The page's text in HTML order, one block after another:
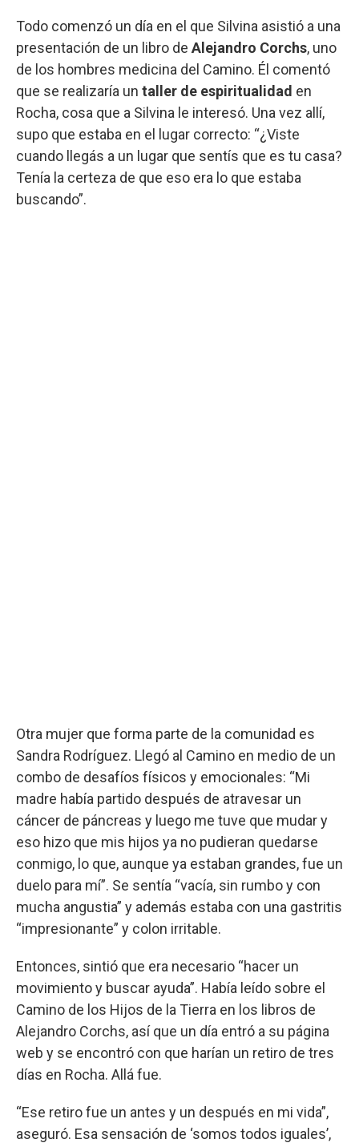
Todo comenzó un día en el que Silvina asistió a una
presentación de un libro de Alejandro Corchs, uno
de los hombres medicina del Camino. Él comentó
que se realizaría un taller de espiritualidad en
Rocha, cosa que a Silvina le interesó. Una vez allí,
supo que estaba en el lugar correcto: “¿Viste
cuando llegás a un lugar que sentís que es tu casa?
Tenía la certeza de que eso era lo que estaba
buscando”.
Otra mujer que forma parte de la comunidad es
Sandra Rodríguez. Llegó al Camino en medio de un
combo de desafíos físicos y emocionales: “Mi
madre había partido después de atravesar un
cáncer de páncreas y luego me tuve que mudar y
eso hizo que mis hijos ya no pudieran quedarse
conmigo, lo que, aunque ya estaban grandes, fue un
duelo para mí”. Se sentía “vacía, sin rumbo y con
mucha angustia” y además estaba con una gastritis
“impresionante” y colon irritable.
Entonces, sintió que era necesario “hacer un
movimiento y buscar ayuda”. Había leído sobre el
Camino de los Hijos de la Tierra en los libros de
Alejandro Corchs, así que un día entró a su página
web y se encontró con que harían un retiro de tres
días en Rocha. Allá fue.
“Ese retiro fue un antes y un después en mi vida”,
aseguró. Esa sensación de ‘somos todos iguales’,